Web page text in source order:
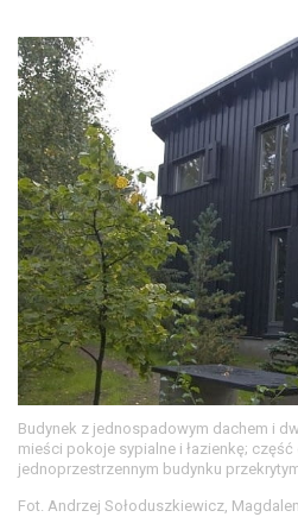
Budynek z jednospadowym dachem i
mieści pokoje sypialne i łazienkę;
jednoprzestrzennym budynku
Fot. Andrzej Sołoduszkiewicz,